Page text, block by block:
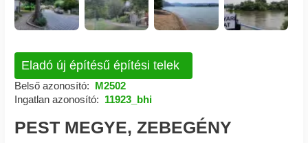
Eladó új építésű építési telek
Belső azonosító: M2502
Ingatlan azonosító: 11923_bhi
PEST MEGYE, ZEBEGÉNY